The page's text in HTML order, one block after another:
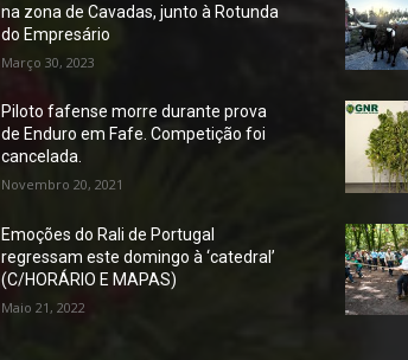
na zona de Cavadas, junto à Rotunda
do Empresário
Março 30, 2023
Piloto fafense morre durante prova
de Enduro em Fafe. Competição foi
cancelada.
Novembro 20, 2021
Emoções do Rali de Portugal
regressam este domingo à ‘catedral’
(C/HORÁRIO E MAPAS)
Maio 21, 2022